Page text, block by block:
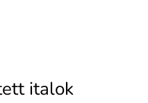
italok